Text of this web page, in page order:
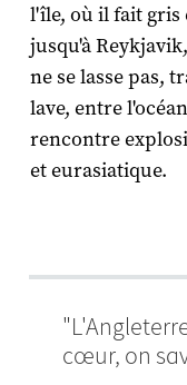
l'île, où il fait gris
jusqu'à
ne se lasse pas,
lave, entre
rencontre
et eurasiatique.
cœur, on